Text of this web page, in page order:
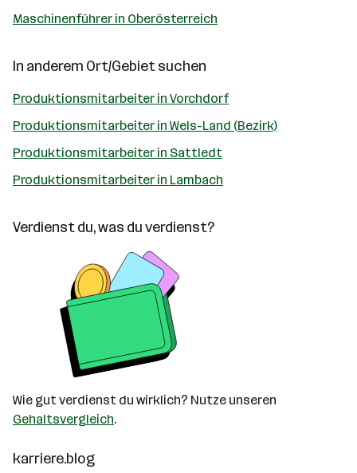
Maschinenführer in Oberösterreich
In anderem Ort/Gebiet suchen
Produktionsmitarbeiter in Vorchdorf
Produktionsmitarbeiter in Wels-Land (Bezirk)
Produktionsmitarbeiter in Sattledt
Produktionsmitarbeiter in Lambach
Verdienst du, was du verdienst?
Wie gut verdienst du wirklich? Nutze unseren
Gehaltsvergleich.
karriere.blog